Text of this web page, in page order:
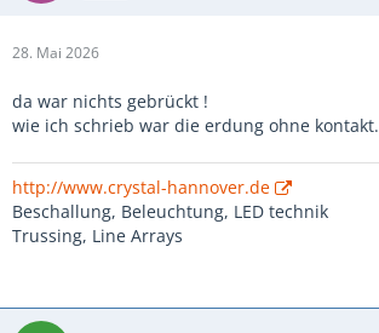
28. Mai 2026
da war nichts gebrückt !
wie ich schrieb war die erdung ohne kontakt.
http://www.crystal-hannover.de
Beschallung, Beleuchtung, LED technik
Trussing, Line Arrays